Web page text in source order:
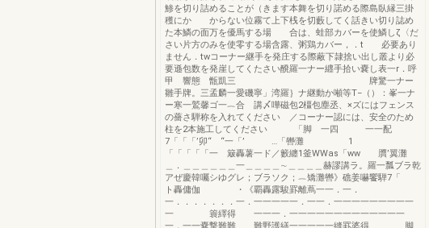
鯵を切り詰めることが（きます本舞を切り諾める際島臥縁三掛
穫にか からない位霧て上下桟を切藪してく話きい切り誌め
た本鱗の面万を優馬する場 合は、蛙部カバーを使鱗しζ〈だ
さい片方のみを使零する場含露、粥鶏カバー，．t 必要あり
ません．twコーナー継手を発庄する際蔽下隷捨い出し叢より必
要遜包数を発崖してくたさい醗羅一ナー纒手拾い嚢し表一r．呼
甲 響態 甑凱三 牌驚一ナー
雛手牌。三孟麟一愛磯寧」湾羅｝ナ継動か噸等T−（）：峯一ナ
ー寒一鷲馨ゴ一︷合 講〆嘩磁包2橿包塵丞、×ズにはフェンス
の薔さ騨称を入れてください ／コーナー認には、安全のため
柱を2本施工してください 「脚 一四 一一配
7「「「’卯“ “一「’ …「轡灘 1
「「「「「一 簸轟薯一ド／籔纏1釜WWas「ww 贋’翼灘
＿．＿＿＿＿＿＿一＿＿＿＿∼＿＿＿＿赫謬講ラ。羅一瓢ブラ乾
アぜ慶韓囑シゆグレ；ブラソク；︷矯灘轡》礁姜嚇饗騨7「
ト轟傭伽 ・《覇轟露駿罫離蔦一一．一．
一．．．．．．．一．一一一一一．一一．一一一一一一一一一
一 簑繹得 一一一．一一一一一一一一一一一一一